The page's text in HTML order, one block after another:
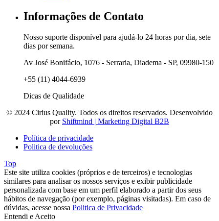
Informações de Contato
Nosso suporte disponível para ajudá-lo 24 horas por dia, sete
dias por semana.
Av José Bonifácio, 1076 - Serraria, Diadema - SP, 09980-150
+55 (11) 4044-6939
Dicas de Qualidade
© 2024 Cirius Quality. Todos os direitos reservados. Desenvolvido
por Shiftmind | Marketing Digital B2B
Política de privacidade
Politica de devoluções
Top
Este site utiliza cookies (próprios e de terceiros) e tecnologias
similares para analisar os nossos serviços e exibir publicidade
personalizada com base em um perfil elaborado a partir dos seus
hábitos de navegação (por exemplo, páginas visitadas). Em caso de
dúvidas, acesse nossa Politica de Privacidade
Entendi e Aceito